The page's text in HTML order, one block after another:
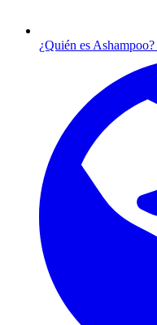
¿Quién es Ashampoo?